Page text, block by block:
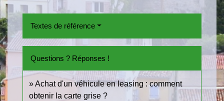
Textes de référence
Questions ? Réponses !
Achat d'un véhicule en leasing : comment
obtenir la carte grise ?